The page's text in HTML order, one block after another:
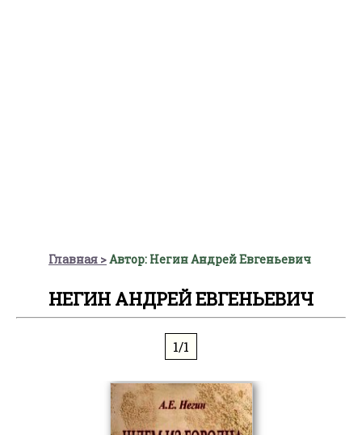
Главная Автор: Негин Андрей Евгеньевич
НЕГИН АНДРЕЙ ЕВГЕНЬЕВИЧ
1/1